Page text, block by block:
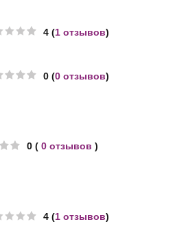
4 (1 отзывов)
0 (0 отзывов)
0 ( 0 отзывов )
4 (1 отзывов)